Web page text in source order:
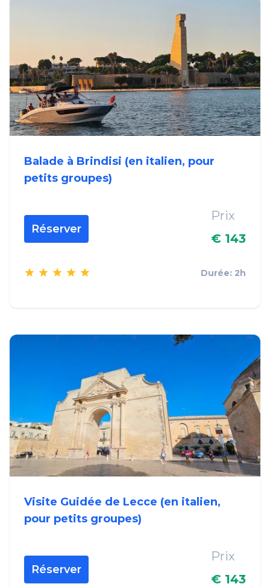
Balade à Brindisi (en italien, pour
petits groupes)
Réserver
Prix
€ 143
Durée: 2h
Visite Guidée de Lecce (en italien,
pour petits groupes)
Réserver
Prix
€ 143